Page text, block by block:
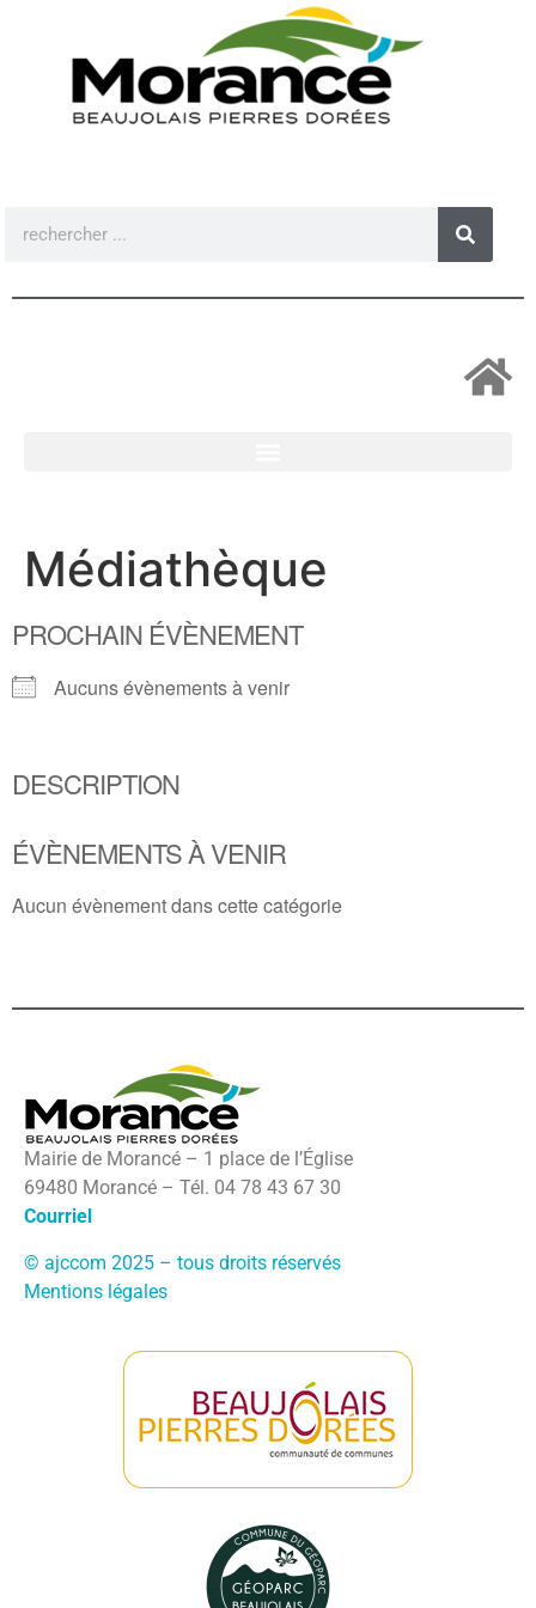
Médiathèque
PROCHAIN ÉVÈNEMENT
Aucuns évènements à venir
DESCRIPTION
ÉVÈNEMENTS À VENIR
Aucun évènement dans cette catégorie
Mairie de Morancé – 1 place de l’Église
69480 Morancé – Tél. 04 78 43 67 30
Courriel
© ajccom 2025 – tous droits réservés
Mentions légales